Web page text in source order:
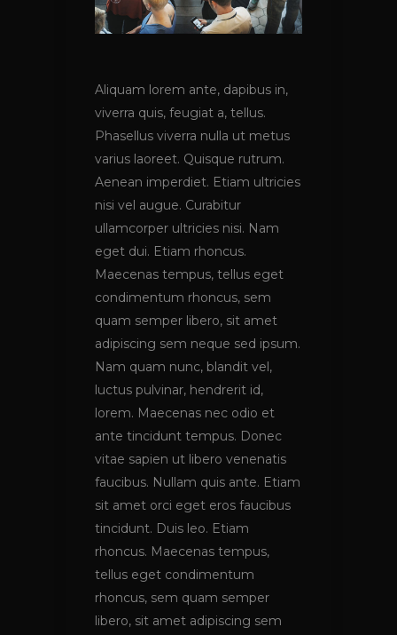
Aliquam lorem ante, dapibus in,
viverra quis, feugiat a, tellus.
Phasellus viverra nulla ut metus
varius laoreet. Quisque rutrum.
Aenean imperdiet. Etiam ultricies
nisi vel augue. Curabitur
ullamcorper ultricies nisi. Nam
eget dui. Etiam rhoncus.
Maecenas tempus, tellus eget
condimentum rhoncus, sem
quam semper libero, sit amet
adipiscing sem neque sed ipsum.
Nam quam nunc, blandit vel,
luctus pulvinar, hendrerit id,
lorem. Maecenas nec odio et
ante tincidunt tempus. Donec
vitae sapien ut libero venenatis
faucibus. Nullam quis ante. Etiam
sit amet orci eget eros faucibus
tincidunt. Duis leo. Etiam
rhoncus. Maecenas tempus,
tellus eget condimentum
rhoncus, sem quam semper
libero, sit amet adipiscing sem